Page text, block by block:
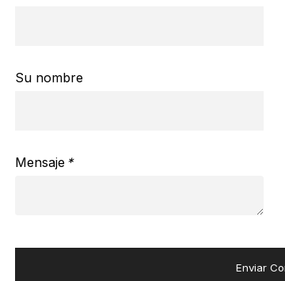
Su nombre
*
Mensaje
Enviar